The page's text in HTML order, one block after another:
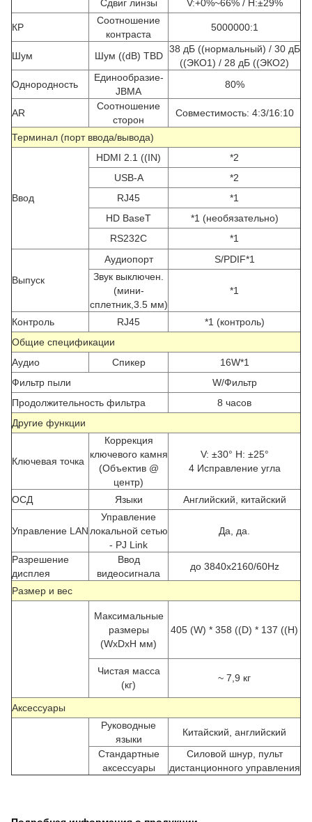
Сдвиг линзы V:+0%~66% / H:±29%
КР
Соотношение
контраста
5000000:1
Шум Шум ((dB) TBD
38 дБ ((нормальный) / 30 дБ
((ЭКО1) / 28 дБ ((ЭКО2)
Однородность
Единообразие-
JBMA
80%
AR
Соотношение
сторон
Совместимость: 4:3/16:10
Терминал (порт ввода/вывода)
Ввод
HDMI 2.1 ((IN)
*2
USB-A
*2
RJ45
*1
HD BaseT
*1 (необязательно)
RS232C
*1
Выпуск
Аудиопорт
S/PDIF*1
Звук выключен.
(мини-
сплетник,3.5 мм)
*1
Контроль RJ45
*1 (контроль)
Общие спецификации
Аудио
Спикер
16W*1
Фильтр пыли
W/Фильтр
Продолжительность фильтра
8 часов
Другие функции
Ключевая точка
Коррекция
ключевого камня
(Объектив @
центр)
V: ±30° H: ±25°
4 Исправление угла
ОСД Языки Английский, китайский
Управление LAN
Управление
локальной сетью
- PJ Link
Да, да.
Разрешение
дисплея
Ввод
видеосигнала
до 3840x2160/60Hz
Размер и вес
Максимальные
размеры
(WxDxH мм)
405 (W) * 358 ((D) * 137 ((H)
Чистая масса
(кг)
~ 7,9 кг
Аксессуары
Руководные
языки
Китайский, английский
Стандартные
аксессуары
Силовой шнур, пульт
дистанционного управления